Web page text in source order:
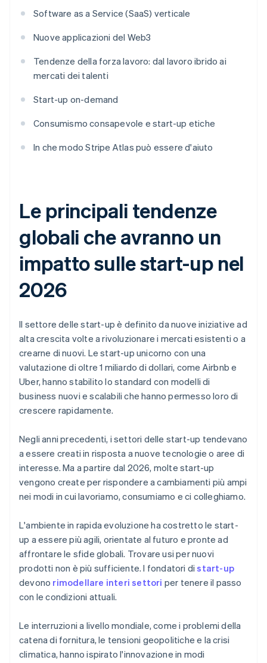
Software as a Service (SaaS) verticale
Nuove applicazioni del Web3
Tendenze della forza lavoro: dal lavoro ibrido ai
mercati dei talenti
Start-up on-demand
Consumismo consapevole e start-up etiche
In che modo Stripe Atlas può essere d'aiuto
Le principali tendenze
globali che avranno un
impatto sulle start-up nel
2026
Il settore delle start-up è definito da nuove iniziative ad
alta crescita volte a rivoluzionare i mercati esistenti o a
crearne di nuovi. Le start-up unicorno con una
valutazione di oltre 1 miliardo di dollari, come Airbnb e
Uber, hanno stabilito lo standard con modelli di
business nuovi e scalabili che hanno permesso loro di
crescere rapidamente.
Negli anni precedenti, i settori delle start-up tendevano
a essere creati in risposta a nuove tecnologie o aree di
interesse. Ma a partire dal 2026, molte start-up
vengono create per rispondere a cambiamenti più ampi
nei modi in cui lavoriamo, consumiamo e ci colleghiamo.
L'ambiente in rapida evoluzione ha costretto le start-
up a essere più agili, orientate al futuro e pronte ad
affrontare le sfide globali. Trovare usi per nuovi
prodotti non è più sufficiente. I fondatori distart-up
devono rimodellare interi settori per tenere il passo
con le condizioni attuali.
Le interruzioni a livello mondiale, come i problemi della
catena di fornitura, le tensioni geopolitiche e la crisi
climatica, hanno ispirato l'innovazione in modi